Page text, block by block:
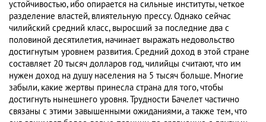
устойчивостью, ибо опирается на сильные институты, четкое
разделение властей, влиятельную прессу. Однако сейчас
чилийский средний класс, выросший за последние два с
половиной десятилетия, начинает выражать недовольство
достигнутым уровнем развития. Средний доход в этой стране
составляет 20 тысяч долларов год, чилийцы считают, что им
нужен доход на душу населения на 5 тысяч больше. Многие
забыли, какие жертвы принесла страна для того, чтобы
достигнуть нынешнего уровня. Трудности Бачелет частично
связаны с этими завышенными ожиданиями, а также тем, что